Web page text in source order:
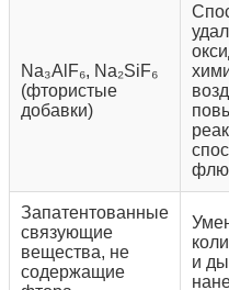
Na₃AlF₆, Na₂SiF₆
(фтористые
добавки)
Запатентованные
связующие
вещества, не
содержащие
и